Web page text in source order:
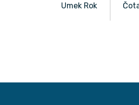
Umek Rok